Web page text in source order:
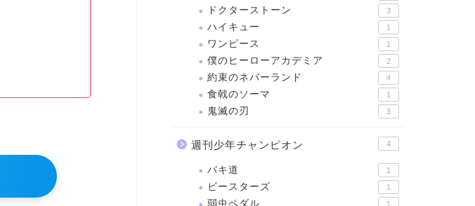
ドクターストーン 3
ハイキュー 1
ワンピース 1
僕のヒーローアカデミア 2
約束のネバーランド 4
食戟のソーマ 1
鬼滅の刃 3
週刊少年チャンピオン 4
バキ道 1
ビースターズ 1
弱虫ペダル 1